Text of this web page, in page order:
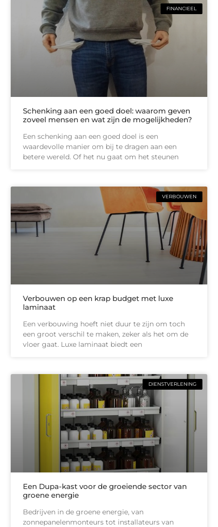
FINANCIEEL
Schenking aan een goed doel: waarom geven
zoveel mensen en wat zijn de mogelijkheden?
Een schenking aan een goed doel is een
waardevolle manier om bij te dragen aan een
betere wereld. Of het nu gaat om het steunen
VERBOUWEN
Verbouwen op een krap budget met luxe
laminaat
Een verbouwing hoeft niet duur te zijn om toch
een groot verschil te maken, zeker als het om de
vloer gaat. Luxe laminaat biedt een
DIENSTVERLENING
Een Dupa-kast voor de groeiende sector van
groene energie
Bedrijven in de groene energie, van
zonnepanelenmonteurs tot installateurs van